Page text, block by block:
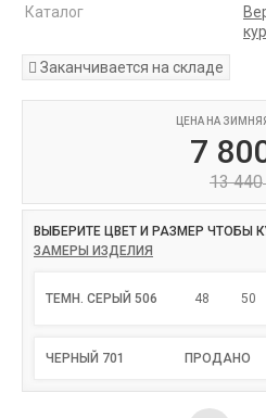
Каталог
Заканчивается на складе
ЦЕНА НА
7
13 440
ВЫБЕРИТЕ ЦВЕТ И РАЗМЕР ЧТОБЫ
ЗАМЕРЫ ИЗДЕЛИЯ
ТЕМН. СЕРЫЙ 506 48 50
ЧЕРНЫЙ 701 ПРОДАНО